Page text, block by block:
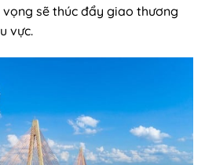
sẽ thúc đẩy giao thương
vực.